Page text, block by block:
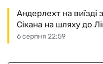
6 серпня 22:59
Андерлехт на
Сікана на шляху до